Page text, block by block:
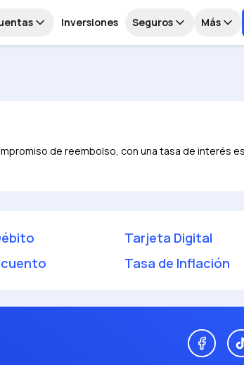
Inversiones Seguros Más
de reembolso, con una tasa de interés
Tarjeta Digital
Tasa de Inflación